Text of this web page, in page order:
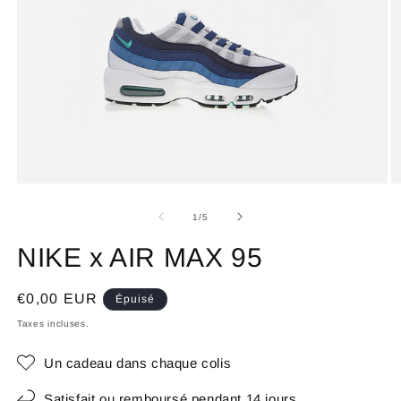
1/de
5
NIKE x AIR MAX 95
Prix
habituel
€0,00 EUR Épuisé
Taxes incluses.
Un cadeau dans chaque colis